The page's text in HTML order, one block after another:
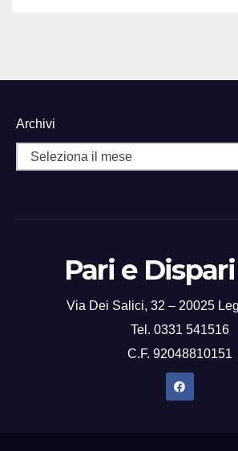
Archivi
Pari e
Via Dei Salici, 32 – 20025
Tel. 0331 541516
C.F. 92048810151